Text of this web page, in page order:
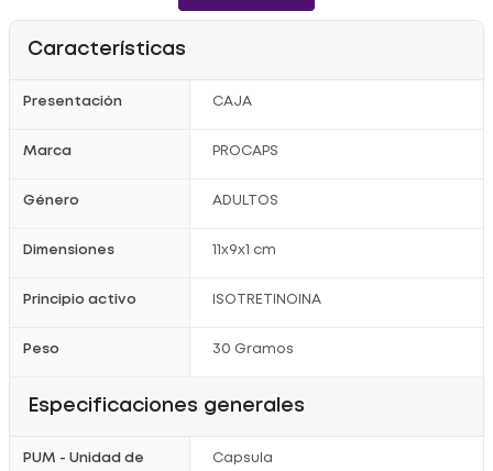
Características
Presentación CAJA
Marca PROCAPS
Género ADULTOS
Dimensiones 11x9x1 cm
Principio activo ISOTRETINOINA
Peso 30 Gramos
Especificaciones generales
PUM - Unidad de
Capsula